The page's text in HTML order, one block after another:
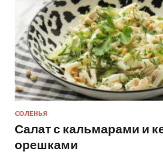
СОЛЕНЬЯ
Салат с кальмарами и
орешками